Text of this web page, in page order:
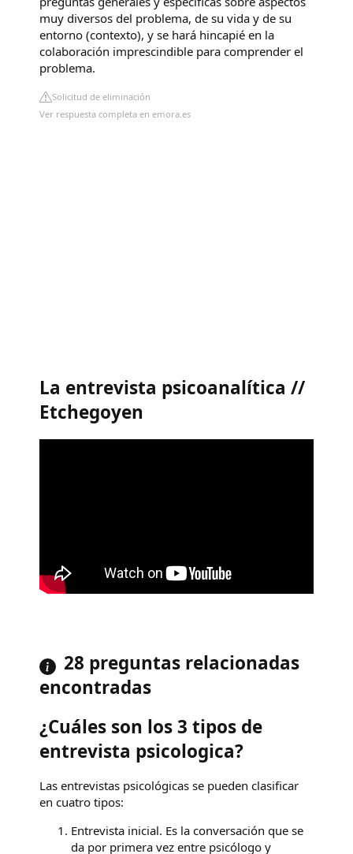
muy diversos del problema, de su vida y de su
entorno (contexto), y se hará hincapié en la
colaboración imprescindible para comprender el
problema.
Solicitud de eliminación
Ver respuesta completa en emora.es
La entrevista psicoanalítica //
Etchegoyen
28 preguntas relacionadas
encontradas
¿Cuáles son los 3 tipos de
entrevista psicologica?
Las entrevistas psicológicas se pueden clasificar
en cuatro tipos:
Entrevista inicial. Es la conversación que se
da por primera vez entre psicólogo y